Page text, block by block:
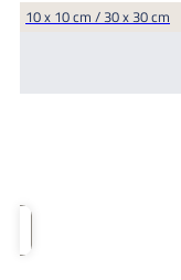
10 x 10 cm / 30 x 30 cm